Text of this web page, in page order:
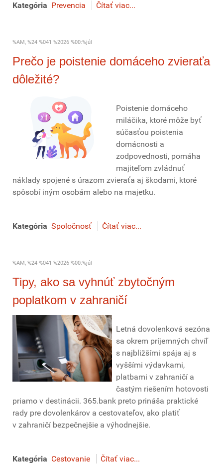
Kategória Prevencia Čítať viac...
%AM, %24 %041 %2026 %00:%júl
Prečo je poistenie domáceho zvieraťa
dôležité?
Poistenie domáceho
miláčika, ktoré môže byť
súčasťou poistenia
domácnosti a
zodpovednosti, pomáha
majiteľom zvládnuť
náklady spojené s úrazom zvieraťa aj škodami, ktoré
spôsobí iným osobám alebo na majetku.
Kategória Spoločnosť Čítať viac...
%AM, %24 %041 %2026 %00:%júl
Tipy, ako sa vyhnúť zbytočným
poplatkom v zahraničí
Letná dovolenková sezóna
sa okrem príjemných chvíľ
s najbližšími spája aj s
vyššími výdavkami,
platbami v zahraničí a
častým riešením hotovosti
priamo v destinácii. 365.bank preto prináša praktické
rady pre dovolenkárov a cestovateľov, ako platiť
v zahraničí bezpečnejšie a výhodnejšie.
Kategória Cestovanie Čítať viac...